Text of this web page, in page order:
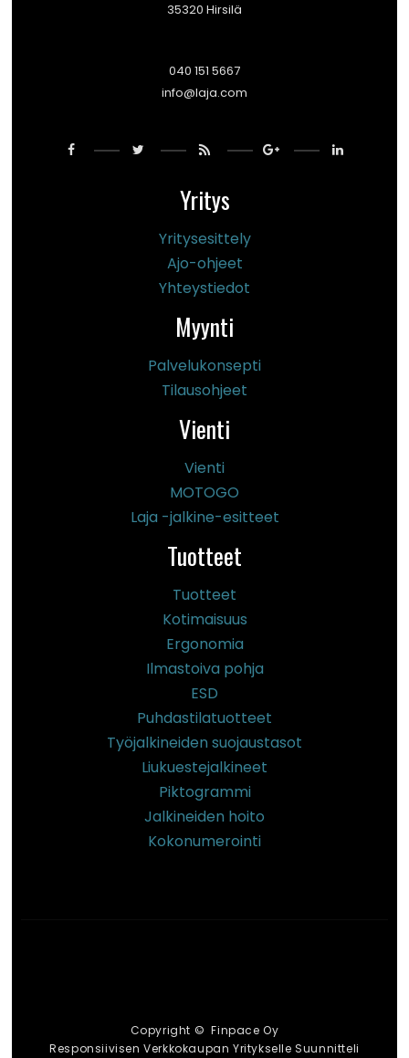
35320 Hirsilä
040 151 5667
info@laja.com
Yritys
Yritysesittely
Ajo-ohjeet
Yhteystiedot
Myynti
Palvelukonsepti
Tilausohjeet
Vienti
Vienti
MOTOGO
Laja -jalkine-esitteet
Tuotteet
Tuotteet
Kotimaisuus
Ergonomia
Ilmastoiva pohja
ESD
Puhdastilatuotteet
Työjalkineiden suojaustasot
Liukuestejalkineet
Piktogrammi
Jalkineiden hoito
Kokonumerointi
Copyright © Finpace Oy
Responsiivisen Verkkokaupan Yritykselle Suunnitteli